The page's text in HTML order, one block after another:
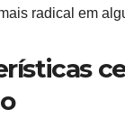
radical em